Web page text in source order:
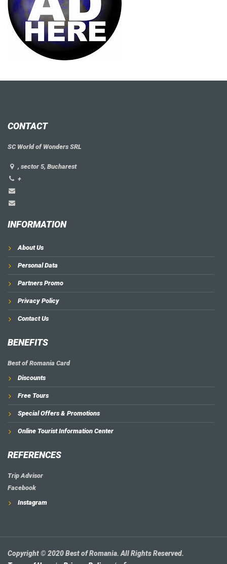
CONTACT
SC World of Wonders SRL
, sector 5, Bucharest
+
INFORMATION
About Us
Personal Data
Partners Promo
Privacy Policy
Contact Us
BENEFITS
Best of Romania Card
Discounts
Free Tours
Special Offers & Promotions
Online Tourist Information Center
REFERENCES
Trip Advisor
Facebook
Instagram
Copyright © 2020 Best of Romania. All Rights Reserved.